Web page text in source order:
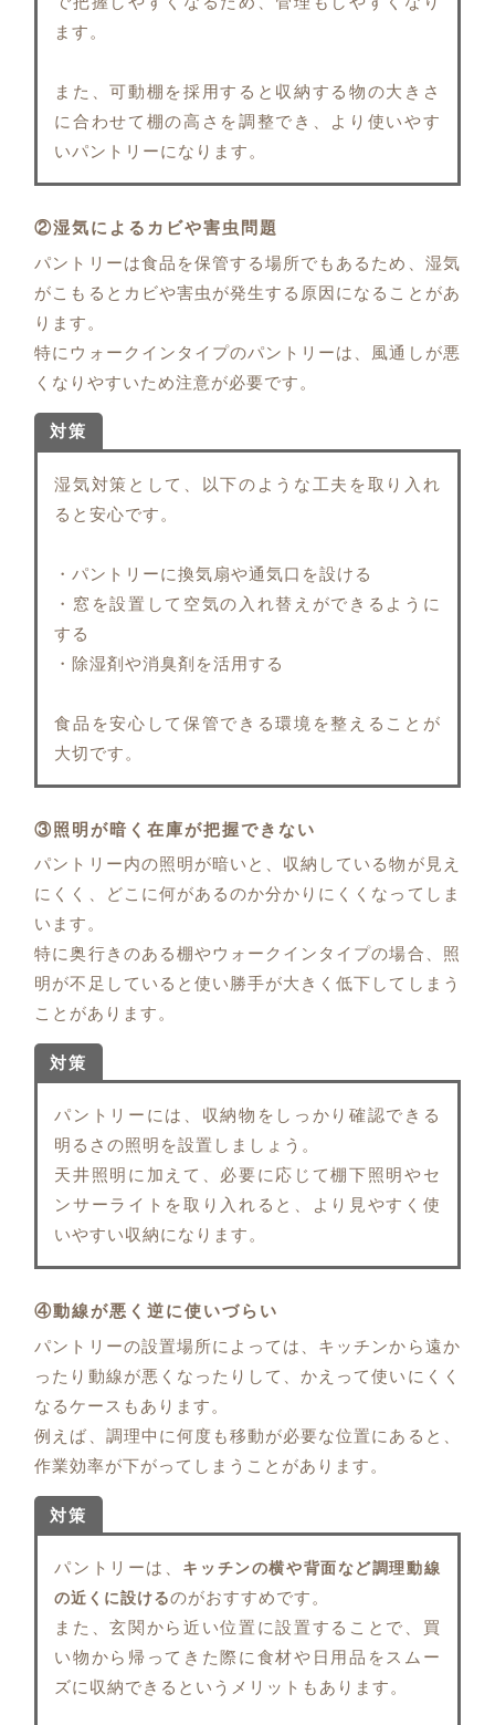
ます。
また、可動棚を採用すると収納する物の大きさ
に合わせて棚の高さを調整でき、より使いやす
いパントリーになります。
②湿気によるカビや害虫問題
パントリーは食品を保管する場所でもあるため、湿気
がこもるとカビや害虫が発生する原因になることがあ
ります。
特にウォークインタイプのパントリーは、風通しが悪
くなりやすいため注意が必要です。
対策
湿気対策として、以下のような工夫を取り入れ
ると安心です。
・パントリーに換気扇や通気口を設ける
・窓を設置して空気の入れ替えができるように
する
・除湿剤や消臭剤を活用する
食品を安心して保管できる環境を整えることが
大切です。
③照明が暗く在庫が把握できない
パントリー内の照明が暗いと、収納している物が見え
にくく、どこに何があるのか分かりにくくなってしま
います。
特に奥行きのある棚やウォークインタイプの場合、照
明が不足していると使い勝手が大きく低下してしまう
ことがあります。
対策
パントリーには、収納物をしっかり確認できる
明るさの照明を設置しましょう。
天井照明に加えて、必要に応じて棚下照明やセ
ンサーライトを取り入れると、より見やすく使
いやすい収納になります。
④動線が悪く逆に使いづらい
パントリーの設置場所によっては、キッチンから遠か
ったり動線が悪くなったりして、かえって使いにくく
なるケースもあります。
例えば、調理中に何度も移動が必要な位置にあると、
作業効率が下がってしまうことがあります。
対策
パントリーは、
キッチンの横や背面など調理動線
の近くに設けるのがおすすめです。
また、玄関から近い位置に設置することで、買
い物から帰ってきた際に食材や日用品をスムー
ズに収納できるというメリットもあります。